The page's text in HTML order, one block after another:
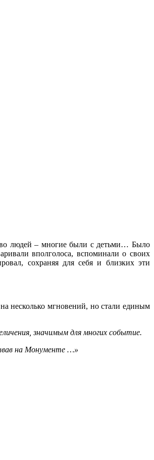
людей – многие были с детьми… Было
вполголоса, вспоминали о своих
сохраняя для себя и близких эти
несколько мгновений, но стали единым
значимым для многих событие.
на Монументе …»